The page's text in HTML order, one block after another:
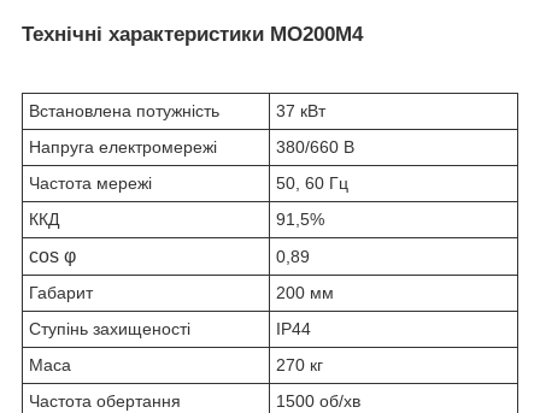
Технічні характеристики МО200М4
Встановлена потужність
37 кВт
Напруга електромережі
380/660 В
Частота мережі
50, 60 Гц
ККД
91,5%
cos φ
0,89
Габарит
200 мм
Ступінь захищеності
IP44
Маса
270 кг
Частота обертання
1500 об/хв